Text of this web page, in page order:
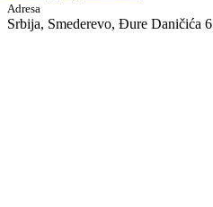
Adresa
Srbija, Smederevo, Đure Daničića 6